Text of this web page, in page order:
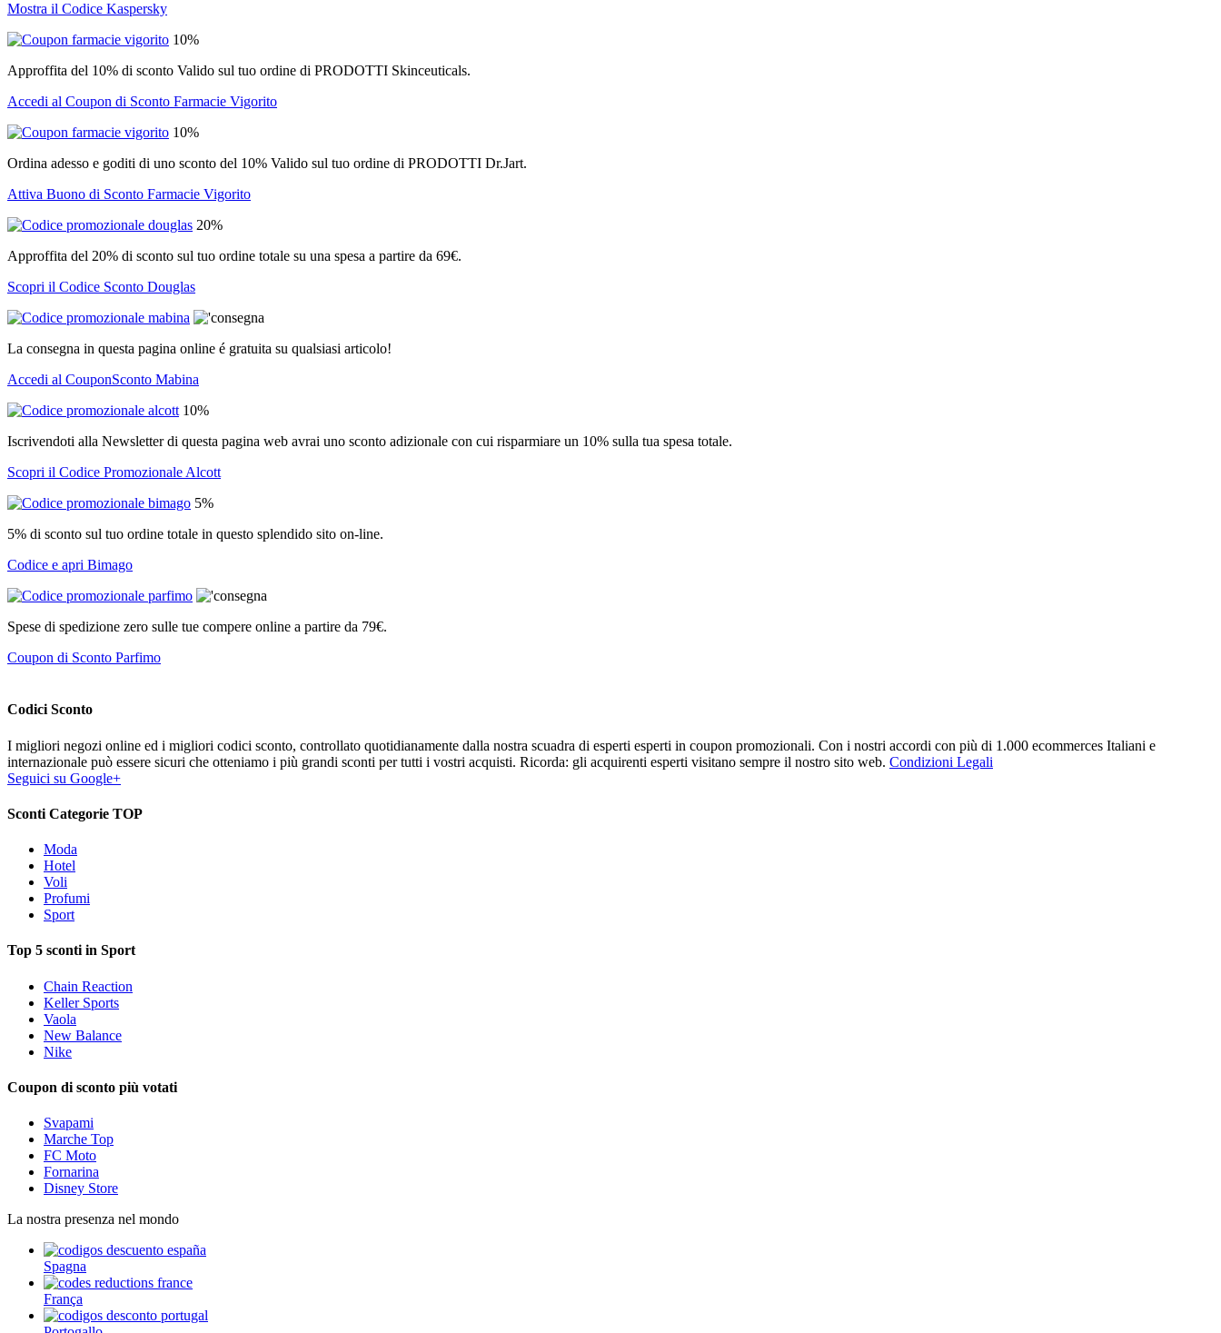
Mostra il Codice Kaspersky
10%
Approffita del 10% di sconto Valido sul tuo ordine di PRODOTTI Skinceuticals.
Accedi al Coupon di Sconto Farmacie Vigorito
10%
Ordina adesso e goditi di uno sconto del 10% Valido sul tuo ordine di PRODOTTI Dr.Jart.
Attiva Buono di Sconto Farmacie Vigorito
20%
Approffita del 20% di sconto sul tuo ordine totale su una spesa a partire da 69€.
Scopri il Codice Sconto Douglas
La consegna in questa pagina online é gratuita su qualsiasi articolo!
Accedi al CouponSconto Mabina
10%
Iscrivendoti alla Newsletter di questa pagina web avrai uno sconto adizionale con cui risparmiare un 10% sulla tua spesa totale.
Scopri il Codice Promozionale Alcott
5%
5% di sconto sul tuo ordine totale in questo splendido sito on-line.
Codice e apri Bimago
Spese di spedizione zero sulle tue compere online a partire da 79€.
Coupon di Sconto Parfimo
Codici Sconto
I migliori negozi online ed i migliori codici sconto, controllato quotidianamente dalla nostra scuadra di esperti esperti in coupon promozionali. Con i nostri accordi con più di 1.000 ecommerces Italiani e
internazionale può essere sicuri che otteniamo i più grandi sconti per tutti i vostri acquisti. Ricorda: gli acquirenti esperti visitano sempre il nostro sito web. Condizioni Legali
Seguici su Google+
Sconti Categorie TOP
Moda
Hotel
Voli
Profumi
Sport
Top 5 sconti in Sport
Chain Reaction
Keller Sports
Vaola
New Balance
Nike
Coupon di sconto più votati
Svapami
Marche Top
FC Moto
Fornarina
Disney Store
La nostra presenza nel mondo
Spagna
França